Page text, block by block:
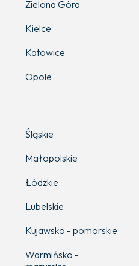
Zielona Góra
Kielce
Katowice
Opole
Śląskie
Małopolskie
Łódzkie
Lubelskie
Kujawsko - pomorskie
Warmińsko -